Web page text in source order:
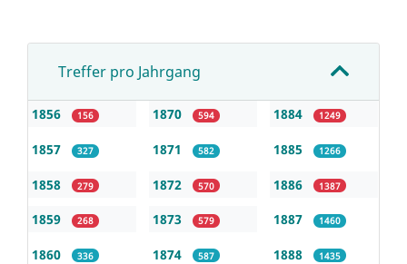
Treffer pro Jahrgang
1856 156
1857 327
1858 279
1859 268
1860 336
1870 594
1871 582
1872 570
1873 579
1874 587
1884 1249
1885 1266
1886 1387
1887 1460
1888 1435